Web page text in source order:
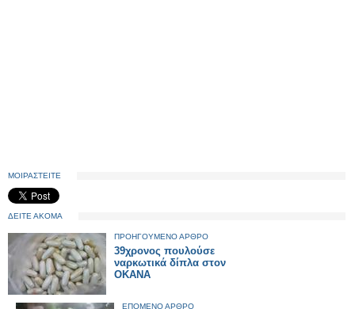
ΜΟΙΡΑΣΤΕΙΤΕ
ΔΕΙΤΕ ΑΚΟΜΑ
ΠΡΟΗΓΟΥΜΕΝΟ ΑΡΘΡΟ
39χρονος πουλούσε
ναρκωτικά δίπλα στον
ΟΚΑΝΑ
ΕΠΟΜΕΝΟ ΑΡΘΡΟ